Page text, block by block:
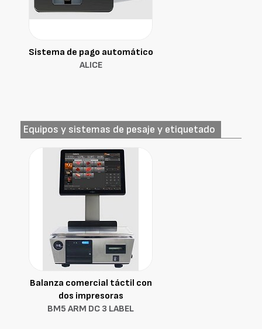
Sistema de pago automático
ALICE
Equipos y sistemas de pesaje y etiquetado
Balanza comercial táctil con
dos impresoras
BM5 ARM DC 3 LABEL